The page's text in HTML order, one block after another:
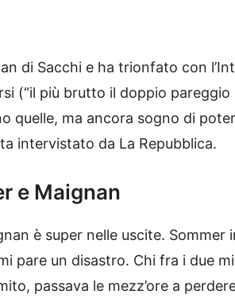
di Sacchi e ha trionfato con
(“il più brutto il doppio pareggio
quelle, ma ancora sogno di
intervistato da La Repubblica.
e Maignan
è super nelle uscite. Sommer
pare un disastro. Chi fra i due
passava le mezz’ore a